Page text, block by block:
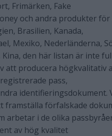
Frimärken, Fake
och andra produkter för
Brasilien, Kanada,
Mexiko, Nederländerna,
den här listan är inte
att producera högkvalitativ
pass,
identifieringsdokument.
framställa förfalskade
arbetar i de olika
av hög kvalitet